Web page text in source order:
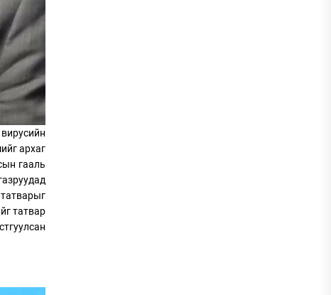
архаг
гааль
татвар